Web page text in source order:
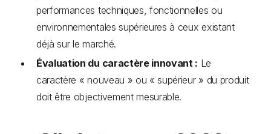
performances techniques, fonctionnelles ou
environnementales supérieures à ceux existant
déjà sur le marché.
Évaluation du caractère innovant : Le
caractère « nouveau » ou « supérieur » du produit
doit être objectivement mesurable.